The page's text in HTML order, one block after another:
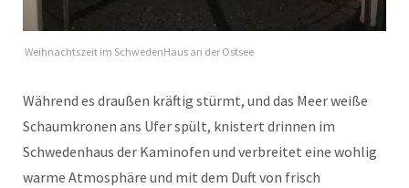
Weihnachtszeit im SchwedenHaus an der Ostsee
Während es draußen kräftig stürmt, und das Meer weiße
Schaumkronen ans Ufer spült, knistert drinnen im
Schwedenhaus der Kaminofen und verbreitet eine wohlig
warme Atmosphäre und mit dem Duft von frisch